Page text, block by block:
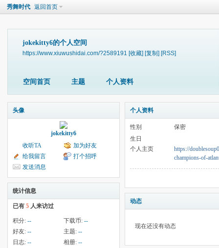
秀舞时代 返回首页
jokekitty6的个人空间
https://www.xiuwushidai.com/?2589191 [收藏] [复制] [RSS]
空间首页 主题 个人资料
头像
jokekitty6
收听TA
加为好友
给我留言
打个招呼
发送消息
统计信息
已有 5 人来访过
积分: -- 下载币: --
好友: -- 主题: --
日志: -- 相册: --
个人资料
性别
保密
生日
个人主页
https://
champions-of-
动态
现在还没有动态